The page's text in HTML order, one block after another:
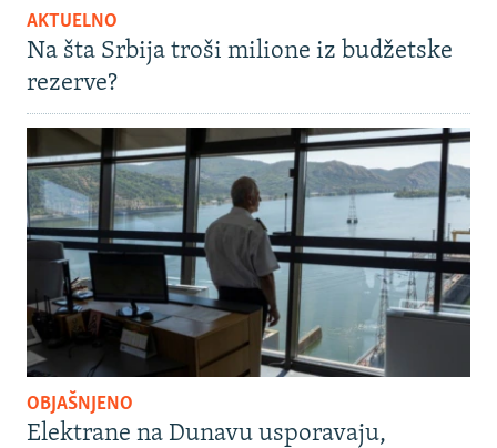
AKTUELNO
Na šta Srbija troši milione iz budžetske
rezerve?
OBJAŠNJENO
Elektrane na Dunavu usporavaju,